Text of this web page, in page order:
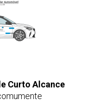
Curto Alcance